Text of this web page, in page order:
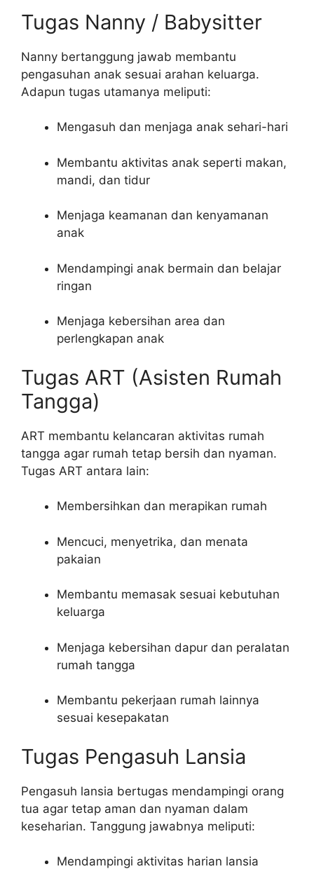
Tugas Nanny / Babysitter
Nanny bertanggung jawab membantu
pengasuhan anak sesuai arahan keluarga.
Adapun tugas utamanya meliputi:
Mengasuh dan menjaga anak sehari-hari
Membantu aktivitas anak seperti makan,
mandi, dan tidur
Menjaga keamanan dan kenyamanan
anak
Mendampingi anak bermain dan belajar
ringan
Menjaga kebersihan area dan
perlengkapan anak
Tugas ART (Asisten Rumah
Tangga)
ART membantu kelancaran aktivitas rumah
tangga agar rumah tetap bersih dan nyaman.
Tugas ART antara lain:
Membersihkan dan merapikan rumah
Mencuci, menyetrika, dan menata
pakaian
Membantu memasak sesuai kebutuhan
keluarga
Menjaga kebersihan dapur dan peralatan
rumah tangga
Membantu pekerjaan rumah lainnya
sesuai kesepakatan
Tugas Pengasuh Lansia
Pengasuh lansia bertugas mendampingi orang
tua agar tetap aman dan nyaman dalam
keseharian. Tanggung jawabnya meliputi:
Mendampingi aktivitas harian lansia